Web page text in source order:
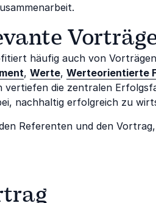
häufig auch von
, Werte, Werteorientierte
vertiefen die zentralen
nachhaltig erfolgreich zu
Referenten und den